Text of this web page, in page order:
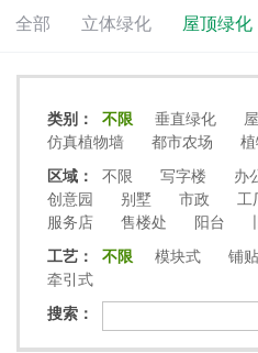
全部 立体绿化 屋顶绿化
类别： 不限 垂直绿化
仿真植物墙
都市农场
区域：
不限 写字楼 办
创意园
别墅 市政 工
服务店
售楼处 阳台
工艺：
不限 模块式 铺
牵引式
搜索：